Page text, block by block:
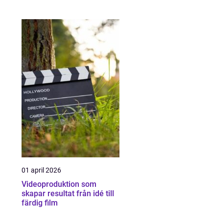
01 april 2026
Videoproduktion som
skapar resultat från idé till
färdig film